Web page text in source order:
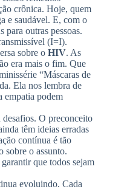
crônica. Hoje, quem
e saudável. E, com o
para outras pessoas.
(I=I).
sobre o HIV. As
era mais o fim. Que
“Máscaras de
Ela nos lembra de
empatia podem
O preconceito
têm ideias erradas
contínua é tão
sobre o assunto.
que todos sejam
evoluindo. Cada